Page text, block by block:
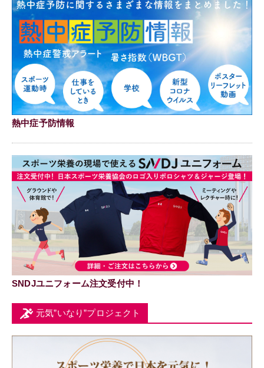
熱中症予防情報
SNDJユニフォーム注文受付中！
元気”いなり”プロジェクト